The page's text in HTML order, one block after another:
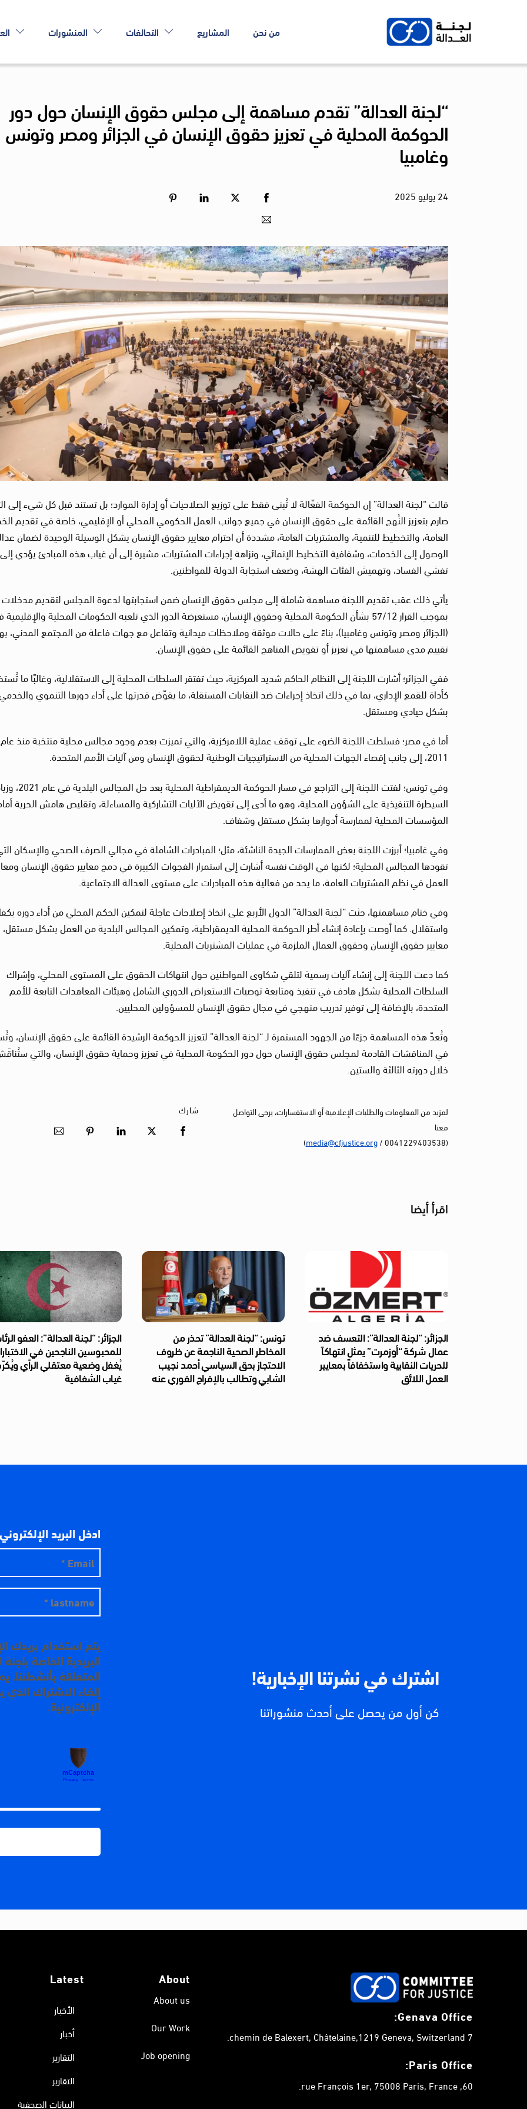
من نحن المشاريع التحالفات المنشورات
“لجنة العدالة” تقدم مساهمة إلى مجلس حقوق الإنسان حول دور
الحوكمة المحلية في تعزيز حقوق الإنسان في الجزائر ومصر وتونس
وغامبيا
24يوليو 2025
قالت “لجنة العدالة” إن الحوكمة الفعّالة لا تُبنى فقط على توزيع الصلاحيات أو إدارة الموارد؛ بل تستند قبل كل شيء إلى
صارم بتعزيز النُهج القائمة على حقوق الإنسان في جميع جوانب العمل الحكومي المحلي أو الإقليمي، خاصة في تقديم
العامة، والتخطيط للتنمية، والمشتريات العامة، مشددة أن احترام معايير حقوق الإنسان يشكل الوسيلة الوحيدة لضمان
الوصول إلى الخدمات، وشفافية التخطيط الإنمائي، ونزاهة إجراءات المشتريات، مشيرة إلى أن غياب هذه المبادئ يؤدي إلى
تفشي الفساد، وتهميش الفئات الهشة، وضعف استجابة الدولة للمواطنين.
يأتي ذلك عقب تقديم اللجنة مساهمة شاملة إلى مجلس حقوق الإنسان ضمن استجابتها لدعوة المجلس لتقديم مدخلات
بموجب القرار 57/12 بشأن الحكومة المحلية وحقوق الإنسان، مستعرضة الدور الذي تلعبه الحكومات المحلية
(الجزائر ومصر وتونس وغامبيا)، بناءً على حالات موثقة وملاحظات ميدانية وتفاعل مع جهات فاعلة من المجتمع المدني،
تقييم مدى مساهمتها في تعزيز أو تقويض المناهج القائمة على حقوق الإنسان.
ففي الجزائر؛ أشارت اللجنة إلى النظام الحاكم شديد المركزية، حيث تفتقر السلطات المحلية إلى الاستقلالية، وغالبًا ما
كأداة للقمع الإداري، بما في ذلك اتخاذ إجراءات ضد النقابات المستقلة، ما يقوّض قدرتها على أداء دورها التنموي
بشكل حيادي ومستقل.
أما في مصر؛ فسلطت اللجنة الضوء على توقف عملية اللامركزية، والتي تميزت بعدم وجود مجالس محلية منتخبة منذ عام
2011، إلى جانب إقصاء الجهات المحلية من الاستراتيجيات الوطنية لحقوق الإنسان ومن آليات الأمم المتحدة.
وفي تونس؛ لفتت اللجنة إلى التراجع في مسار الحوكمة
السيطرة التنفيذية على الشؤون المحلية، وهو ما أدى إلى تقويض الآليات التشاركية والمساءلة، وتقليص هامش الحرية
المؤسسات المحلية لممارسة أدوارها بشكل مستقل وشفاف.
وفي غامبيا؛ أبرزت اللجنة بعض الممارسات الجيدة الناشئة، مثل؛ المبادرات الشاملة في مجالي الصرف الصحي والإسكان
تقودها المجالس المحلية؛ لكنها في الوقت نفسه أشارت إلى استمرار الفجوات الكبيرة في دمج معايير حقوق الإنسان
العمل في نظم المشتريات العامة، ما يحد من فعالية هذه المبادرات على مستوى العدالة الاجتماعية.
وفي ختام مساهمتها، حثت “لجنة العدالة” الدول الأربع على اتخاذ إصلاحات عاجلة لتمكين الحكم المحلي من أداء دوره
واستقلال. كما أوصت بإعادة إنشاء أطر الحوكمة المحلية الديمقراطية، وتمكين المجالس البلدية من العمل بشكل
معايير حقوق الإنسان وحقوق العمال الملزمة في عمليات المشتريات المحلية.
كما دعت اللجنة إلى إنشاء آليات رسمية لتلقي شكاوى المواطنين حول انتهاكات الحقوق على المستوى المحلي، وإشراك
السلطات المحلية بشكل هادف في تنفيذ ومتابعة توصيات الاستعراض الدوري الشامل وهيئات المعاهدات التابعة للأمم
المتحدة، بالإضافة إلى توفير تدريب منهجي في مجال حقوق الإنسان للمسؤولين المحليين.
وتُعدّ هذه المساهمة جزءًا من الجهود المستمرة لـ “لجنة العدالة” لتعزيز الحوكمة الرشيدة القائمة على حقوق الإنسان،
في المناقشات القادمة لمجلس حقوق الإنسان حول دور الحكومة المحلية في تعزيز وحماية حقوق الإنسان، والتي
خلال دورته الثالثة والستين.
لمزيد من المعلومات والطلبات الإعلامية أو الاستفسارات، يرجى التواصل
معنا
(0041229403538 /
media@cfjustice.org
)
شارك
اقرأ أيضا
الجزائر: “لجنة العدالة”: التعسف ضد
عمال شركة “أوزمرت” يمثل انتهاكاً
للحريات النقابية واستخفافاً بمعايير
العمل اللائق
تونس: “لجنة العدالة” تحذر من
المخاطر الصحية الناجمة عن ظروف
الاحتجاز بحق السياسي أحمد نجيب
الشابي وتطالب بالإفراج الفوري عنه
الجزائر: “لجنة العدالة”: العفو
للمحبوسين الناجحين في
يُغفل وضعية معتقلي الرأي
غياب الشفافية
اشترك في نشرتنا الإخبارية!
كن أول من يحصل على أحدث منشوراتنا
ادخل البريد الإلكتروني
يتم استخدام بريدك
البريدية الخاصة
المتعلقة
إلغاء الاشتراك
الإلكترونية.
Genava Office:
7 chemin de Balexert, Châtelaine,1219 Geneva, Switzerland.
Paris Office:
60, rue François 1er, 75008 Paris, France.
About
About us
Our Work
Job opening
Latest
الأخبار
أخبار
التقارير
التقارير
البيانات الصحفية